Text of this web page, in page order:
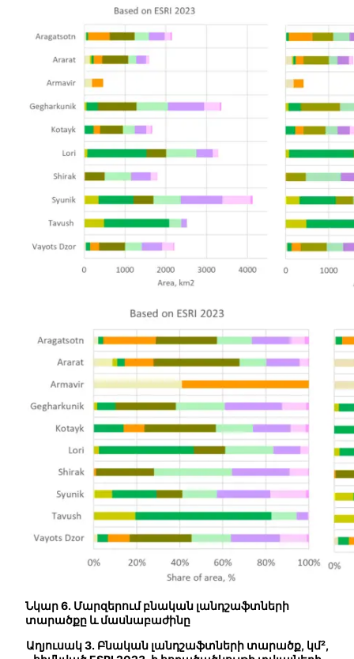
Նկար 6. Մարզերում բնական լանդշաֆտների
տարածքը և մասնաբաժինը
Աղյուսակ 3. Բնական լանդշաֆտների տարածք, կմ²,